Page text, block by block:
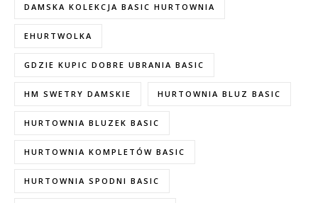
DAMSKA KOLEKCJA BASIC HURTOWNIA
EHURTWOLKA
GDZIE KUPIC DOBRE UBRANIA BASIC
HM SWETRY DAMSKIE HURTOWNIA BLUZ BASIC
HURTOWNIA BLUZEK BASIC
HURTOWNIA KOMPLETÓW BASIC
HURTOWNIA SPODNI BASIC